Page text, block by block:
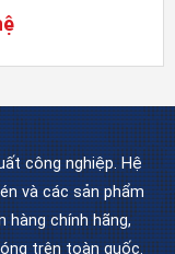
công nghiệp. Hệ
và các sản phẩm
hàng chính hãng,
trên toàn quốc.